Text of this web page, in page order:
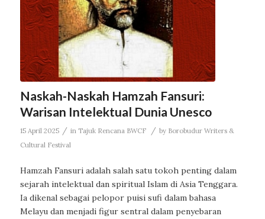
Naskah-Naskah Hamzah Fansuri:
Warisan Intelektual Dunia Unesco
15 April 2025 / in Tajuk Rencana BWCF / by Borobudur Writers &
Cultural Festival
Hamzah Fansuri adalah salah satu tokoh penting dalam
sejarah intelektual dan spiritual Islam di Asia Tenggara.
Ia dikenal sebagai pelopor puisi sufi dalam bahasa
Melayu dan menjadi figur sentral dalam penyebaran